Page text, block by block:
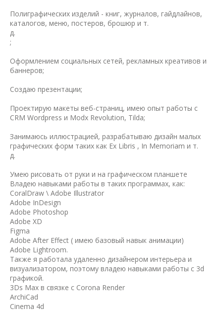
Полиграфических изделий - книг, журналов, гайдлайнов,
каталогов, меню, постеров, брошюр и т.
д.
;
Оформлением социальных сетей, рекламных креативов и
баннеров;
Создаю презентации;
Проектирую макеты веб-страниц, имею опыт работы с
CRM Wordpress и Modx Revolution, Tilda;
Занимаюсь иллюстрацией, разрабатываю дизайн малых
графических форм таких как Ex Libris , In Memoriam и т.
д.
Умею рисовать от руки и на графическом планшете
Владею навыками работы в таких программах, как:
CoralDraw \ Adobe Illustrator
Adobe InDesign
Adobe Photoshop
Adobe XD
Figma
Adobe After Effect ( имею базовый навык анимации)
Adobe Lightroom.
Также я работала удаленно дизайнером интерьера и
визуализатором, поэтому владею навыками работы с 3d
графикой.
3Ds Max в связке с Corona Render
ArchiCad
Cinema 4d